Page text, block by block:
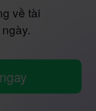
về tài